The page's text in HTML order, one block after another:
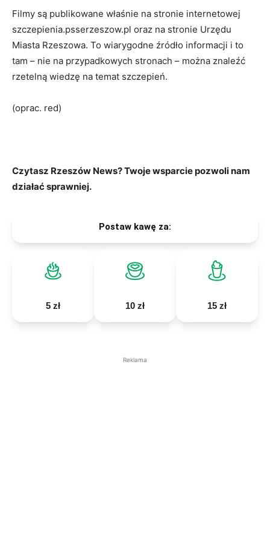
Filmy są publikowane właśnie na stronie internetowej
szczepienia.psserzeszow.pl oraz na stronie Urzędu
Miasta Rzeszowa. To wiarygodne źródło informacji i to
tam – nie na przypadkowych stronach – można znaleźć
rzetelną wiedzę na temat szczepień.
(oprac. red)
Czytasz Rzeszów News? Twoje wsparcie pozwoli nam
działać sprawniej.
Postaw kawę za:
5 zł 10 zł 15 zł
Reklama